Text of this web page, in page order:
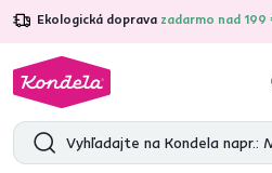
Ekologická doprava zadarmo nad 199
4,7 31 375overených